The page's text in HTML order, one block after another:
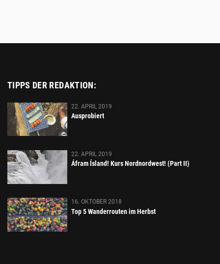
TIPPS DER REDAKTION:
22. APRIL 2019
Ausprobiert
22. APRIL 2019
Áfram Ísland! Kurs Nordnordwest! (Part II)
16. OKTOBER 2018
Top 5 Wanderrouten im Herbst